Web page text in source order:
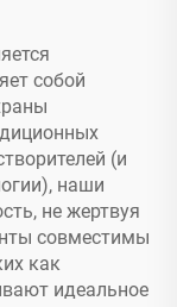
собой
(и
наши
не жертвуя
совместимы
как
идеальное